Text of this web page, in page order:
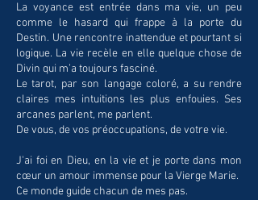
La voyance est entrée dans ma vie, un peu
comme le hasard qui frappe à la porte du
Destin. Une rencontre inattendue et pourtant si
logique. La vie recèle en elle quelque chose de
Divin qui m’a toujours fasciné.
Le tarot, par son langage coloré, a su rendre
claires mes intuitions les plus enfouies. Ses
arcanes parlent, me parlent.
De vous, de vos préoccupations, de votre vie.
J'ai foi en Dieu, en la vie et je porte dans mon
cœur un amour immense pour la Vierge Marie.
Ce monde guide chacun de mes pas.